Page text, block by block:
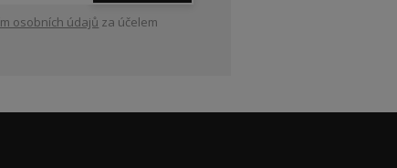
osobních údajů za účelem